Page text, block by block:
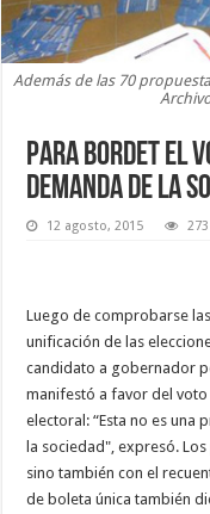
Además de las 70
Para Bordet el
demanda de la
12 agosto, 2015
Luego de comprobarse
unificación de las
candidato a gobernador
manifestó a favor del
electoral: “Esta no es una
la sociedad", expresó.
sino también con el
de boleta única también